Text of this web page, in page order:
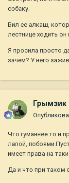
собаку.
Бил ее алкаш,
лестнице ходить он
Я просила просто
зачем? У него
Грымзик
Что гуманнее то и
лапой,
имеет права на
Да и что при таком